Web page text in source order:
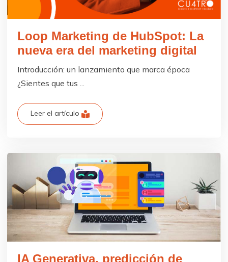
Loop Marketing de HubSpot: La
nueva era del marketing digital
Introducción: un lanzamiento que marca época
¿Sientes que tus ...
Leer el artículo
IA Generativa, predicción de